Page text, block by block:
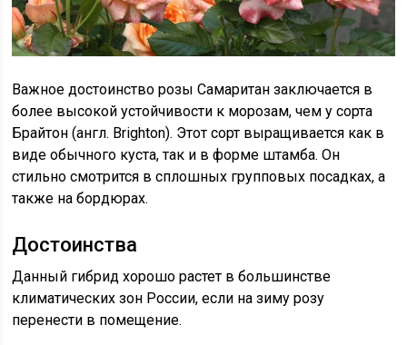
Важное достоинство розы Самаритан заключается в
более высокой устойчивости к морозам, чем у сорта
Брайтон (англ. Brighton). Этот сорт выращивается как в
виде обычного куста, так и в форме штамба. Он
стильно смотрится в сплошных групповых посадках, а
также на бордюрах.
Достоинства
Данный гибрид хорошо растет в большинстве
климатических зон России, если на зиму розу
перенести в помещение.